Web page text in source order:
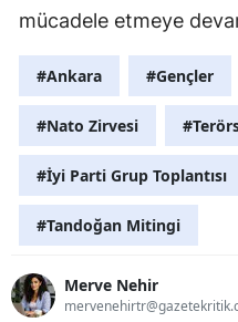
mücadele etmeye
#Ankara #Gençler
#Nato Zirvesi
#İyi Parti Grup Toplantısı
#Tandoğan Mitingi
Merve Nehir